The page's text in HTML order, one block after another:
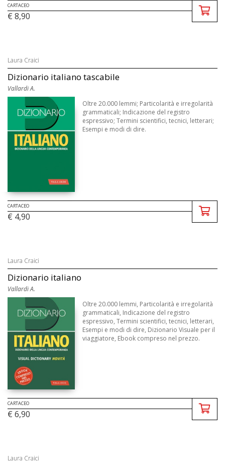
CARTACEO
€ 8,90
Laura Craici
Dizionario italiano tascabile
Vallardi A.
Oltre 20.000 lemmi; Particolarità e irregolarità
grammaticali; Indicazione del registro
espressivo; Termini scientifici, tecnici, letterari;
Esempi e modi di dire.
CARTACEO
€ 4,90
Laura Craici
Dizionario italiano
Vallardi A.
Oltre 20.000 lemmi, Particolarità e irregolarità
grammaticali, Indicazione del registro
espressivo, Termini scientifici, tecnici, letterari,
Esempi e modi di dire, Dizionario Visuale per il
viaggiatore, Ebook compreso nel prezzo.
CARTACEO
€ 6,90
Laura Craici